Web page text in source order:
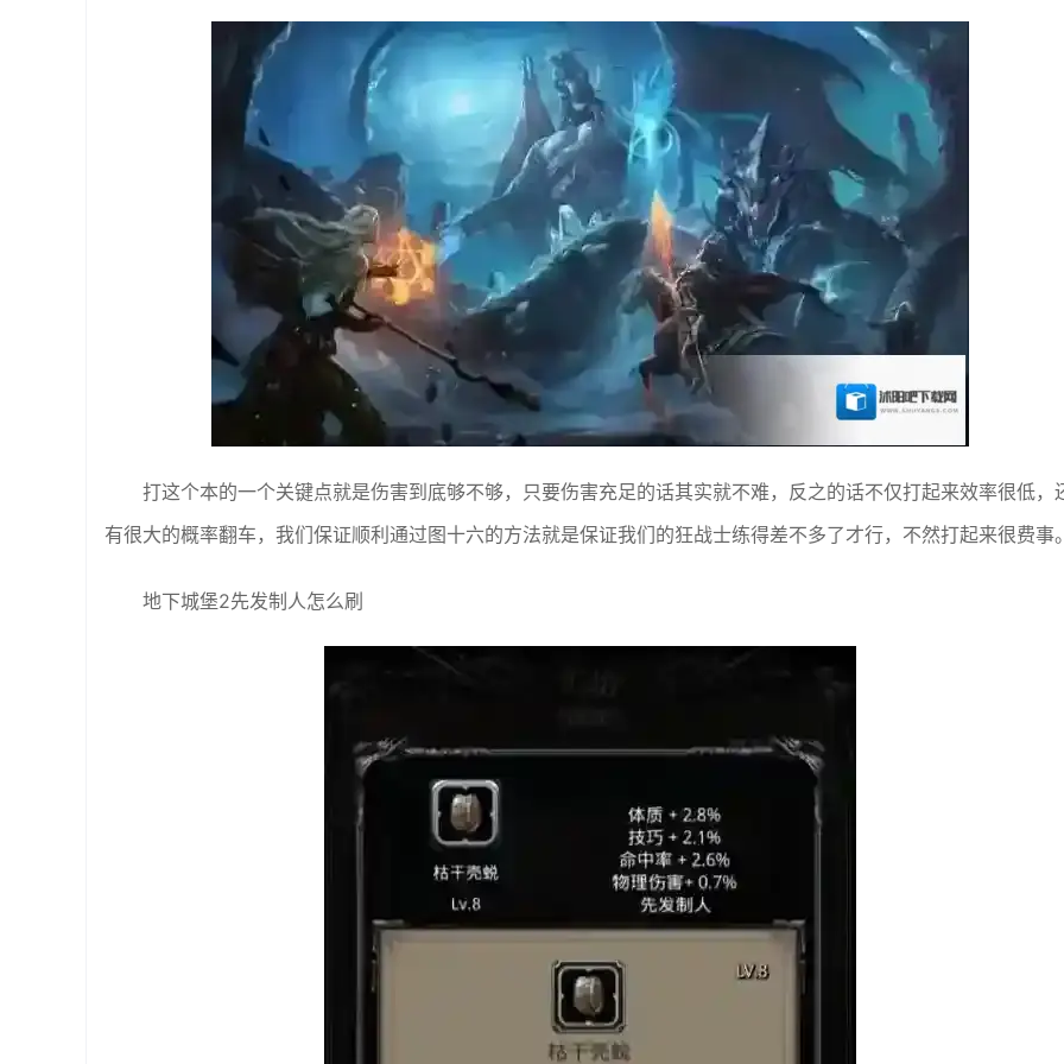
打这个本的一个关键点就是伤害到底够不够，只要伤害充足的话其实就不难，反之的话不仅打起来效率很低，
有很大的概率翻车，我们保证顺利通过图十六的方法就是保证我们的狂战士练得差不多了才行，不然打起来很费事
地下城堡2先发制人怎么刷